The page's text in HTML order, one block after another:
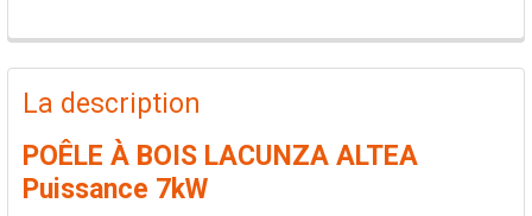
PRODUITS
FRÉQUEMMENT
ACHETÉS
La description
POÊLE À BOIS LACUNZA ALTEA
Puissance 7kW